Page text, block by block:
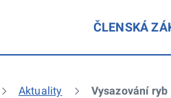
ČLENSKÁ
Aktuality Vysazování ryb